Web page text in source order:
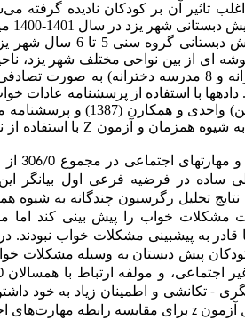
آن بر کودکان نادیده گرفته
یزد در سال 1401-1400 می­باشد.
ای از بین نواحی مختلف شهر یزد،
صورت تصادفی انتخاب شد و از بین 30 مدرسه موجود در ناحیه یک 16 مدرسه ( 8 مدرسه پسرانه و 8 مدرسه
دانش ­آموز پسر انتخاب شدند. داده­ها با استفاده از پرسشنامه
(فرم والدین) اوونز، اسپریتو و مک­گیونن (۲۰۰۰)، پرسشنامه پرخاشگری پیش دبستانی(فرم
Z با استفاده از
نتایج تحلیل رگرسیون
ساده در فرضیه فرعی اول بیانگر
نتایج تحلیل رگرسیون چندگانه به شیوه
فیزیکی توانست 438/0، از واریانس نمرات مشکلات خواب را پیش بینی
به پیش­بینی مشکلات خواب نبودند.
پیش دبستان به وسیله مشکلات
- تکانشی و اطمینان زیاد به خود
آزمون zبرای مقایسه رابطه مهارت‌های